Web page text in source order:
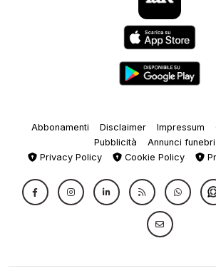
Abbonamenti Disclaimer Impressum
Pubblicità
Annunci funebri
Privacy Policy
Cookie Policy